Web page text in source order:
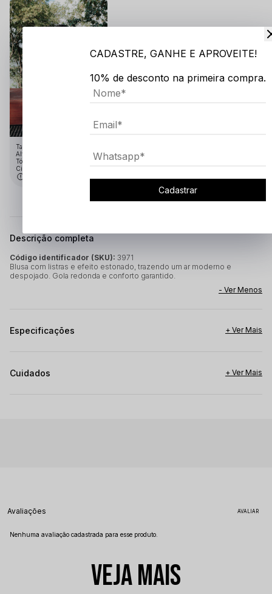
Tamanho:GG
Altura: 1.91
Tórax: 1.10
Cintura: 75
Descrição completa
Código identificador (SKU): 3971
Blusa com listras e efeito estonado, trazendo um ar moderno e
despojado. Gola redonda e conforto garantido.
Especificações
Cuidados
Avaliações
Nenhuma avaliação cadastrada para esse produto.
VEJA MAIS
CADASTRE, GANHE E APROVEITE!
10% de desconto na primeira compra.
Cadastrar